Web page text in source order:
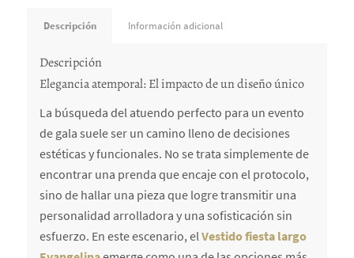
Descripción Información adicional
Descripción
Elegancia atemporal: El impacto de un diseño único
La búsqueda del atuendo perfecto para un evento
de gala suele ser un camino lleno de decisiones
estéticas y funcionales. No se trata simplemente de
encontrar una prenda que encaje con el protocolo,
sino de hallar una pieza que logre transmitir una
personalidad arrolladora y una sofisticación sin
esfuerzo. En este escenario, elVestido fiesta largo